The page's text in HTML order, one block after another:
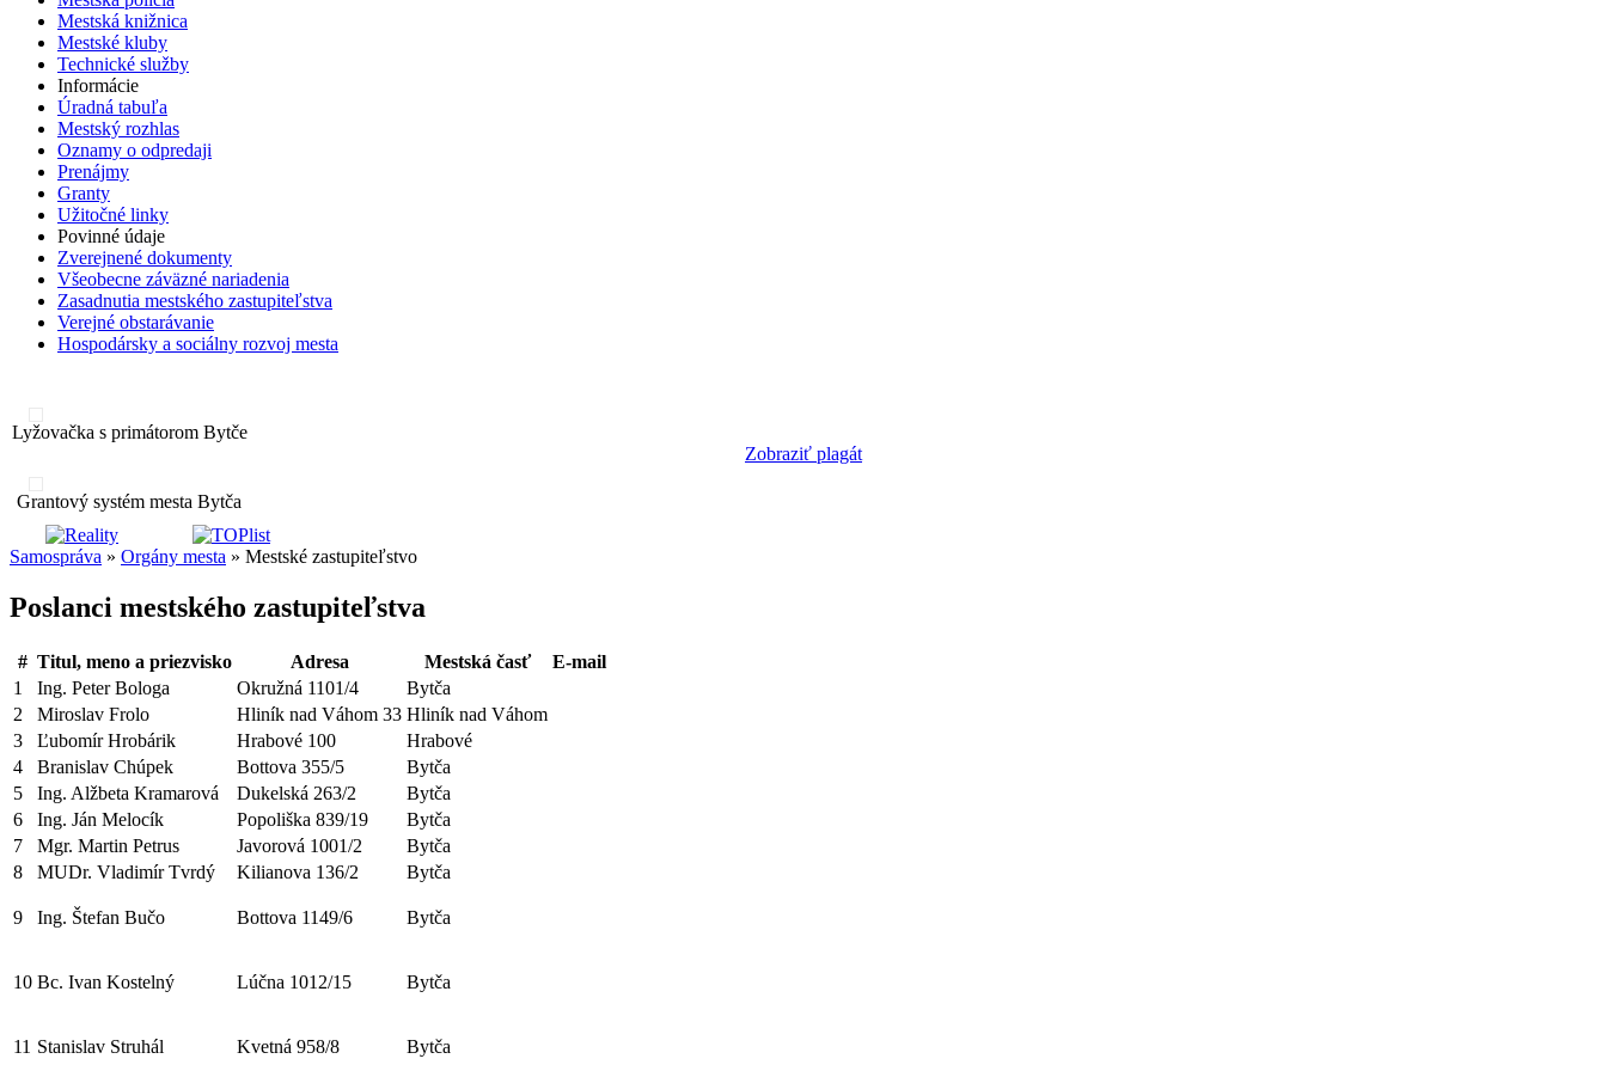
Mestská knižnica
Mestské kluby
Technické služby
Informácie
Úradná tabuľa
Mestský rozhlas
Oznamy o odpredaji
Prenájmy
Granty
Užitočné linky
Povinné údaje
Zverejnené dokumenty
Všeobecne záväzné nariadenia
Zasadnutia mestského zastupiteľstva
Verejné obstarávanie
Hospodársky a sociálny rozvoj mesta
Lyžovačka s primátorom Bytče
Zobraziť plagát
Grantový systém mesta Bytča
Samospráva » Orgány mesta » Mestské zastupiteľstvo
Poslanci mestského zastupiteľstva
# Titul, meno a priezvisko Adresa Mestská časť
E-mail
1
Ing. Peter Bologa Okružná 1101/4
Bytča
2
Miroslav Frolo Hliník nad Váhom 33 Hliník nad Váhom
3
Ľubomír Hrobárik Hrabové 100
Hrabové
4
Branislav Chúpek Bottova 355/5
Bytča
5
Ing. Alžbeta Kramarová Dukelská 263/2
Bytča
6
Ing. Ján Melocík Popoliška 839/19
Bytča
7
Mgr. Martin Petrus Javorová 1001/2
Bytča
8
MUDr. Vladimír Tvrdý Kilianova 136/2 Bytča
9 Ing. Štefan Bučo Bottova 1149/6 Bytča
10 Bc. Ivan Kostelný Lúčna 1012/15 Bytča
11 Stanislav Struhál Kvetná 958/8 Bytča